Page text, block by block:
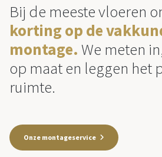
Bij de meeste vloeren
korting op de
montage. We meten
op maat en leggen het
ruimte.
Onze montageservice